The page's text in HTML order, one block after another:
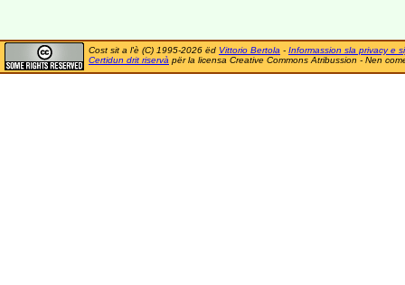
Cost sit a l'è (C) 1995-2026 ëd Vittorio Bertola - Informassion sla privacy e
Certidun drit riservà për la licensa Creative Commons Atribussion - Nen